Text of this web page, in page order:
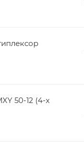
50-12 (4-х